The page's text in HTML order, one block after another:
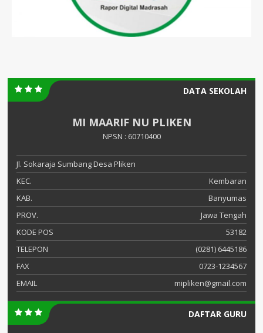
DATA SEKOLAH
MI MAARIF NU PLIKEN
NPSN : 60710400
Jl. Sokaraja Sumbang Desa Pliken
KEC.
Kembaran
KAB.
Banyumas
PROV.
Jawa Tengah
KODE POS
53182
TELEPON
(0281) 6445186
FAX
0723-1234567
EMAIL
mipliken@gmail.com
DAFTAR GURU